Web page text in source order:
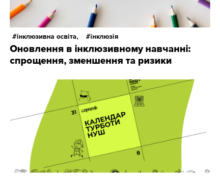
інклюзивна освіта, інклюзія
Оновлення в інклюзивному навчанні:
спрощення, зменшення та ризики